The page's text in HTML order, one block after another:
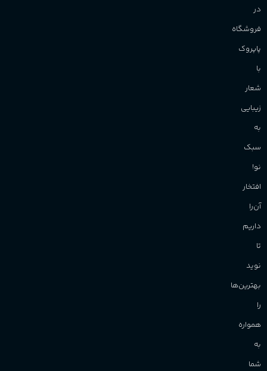
در
فروشگاه
پاپروک
با
شعار
زیبایی
به
سبک
نو!
افتخار
آن‌را
داریم
تا
نوید
بهترین‌ها
را
همواره
به
شما